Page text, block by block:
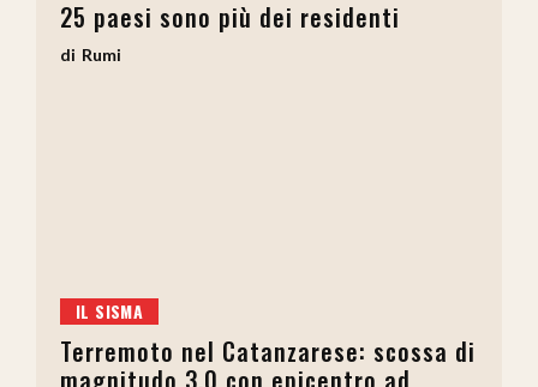
25 paesi sono più dei residenti
Rumi
IL SISMA
Terremoto nel Catanzarese: scossa di
magnitudo 3.0 con epicentro ad